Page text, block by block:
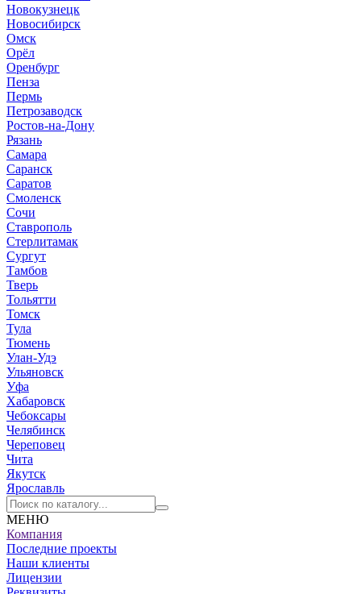
Новокузнецк
Новосибирск
Омск
Орёл
Оренбург
Пенза
Пермь
Петрозаводск
Ростов-на-Дону
Рязань
Самара
Саранск
Саратов
Смоленск
Сочи
Ставрополь
Стерлитамак
Сургут
Тамбов
Тверь
Тольятти
Томск
Тула
Тюмень
Улан-Удэ
Ульяновск
Уфа
Хабаровск
Чебоксары
Челябинск
Череповец
Чита
Якутск
Ярославль
МЕНЮ
Компания
Последние проекты
Наши клиенты
Лицензии